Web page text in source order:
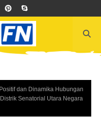
dan Dinamika Hubungan
Senatorial Utara Negara